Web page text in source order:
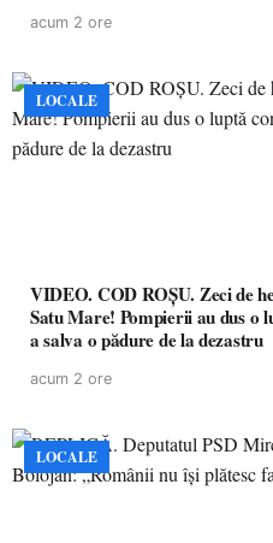
acum 2 ore
LOCALE
VIDEO. COD ROȘU. Zeci de hectare mistuite de flăcări în
Satu Mare! Pompierii au dus o
a salva o pădure de la dezastru
acum 2 ore
LOCALE